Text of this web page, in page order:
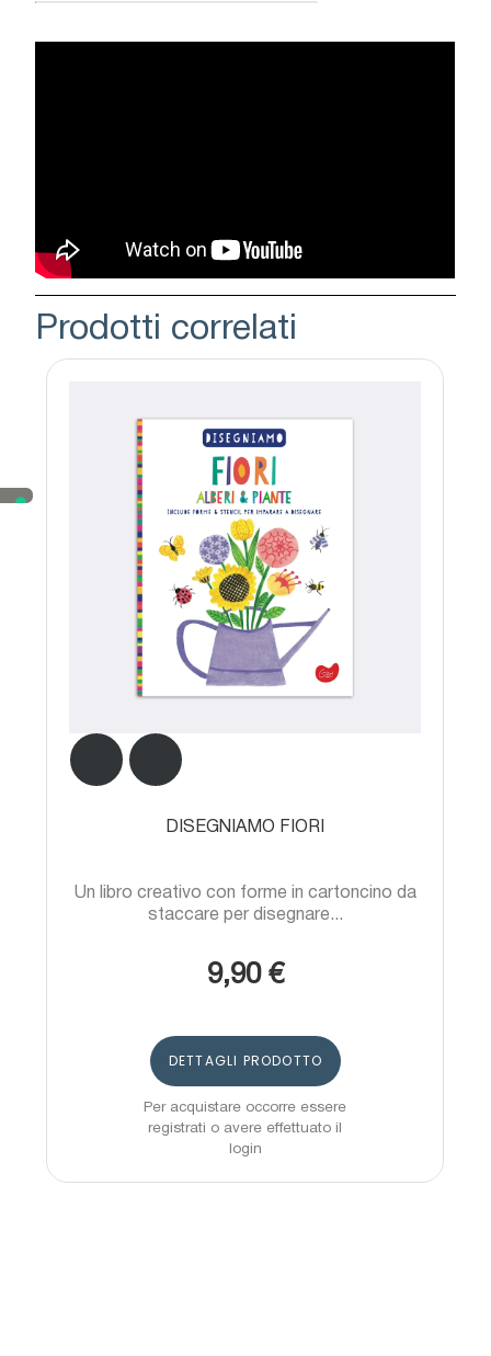
Prodotti correlati
DISEGNIAMO FIORI
Un libro creativo con forme in cartoncino da
staccare per disegnare...
9,90 €
DETTAGLI PRODOTTO
Per acquistare occorre essere
registrati o avere effettuato il
login